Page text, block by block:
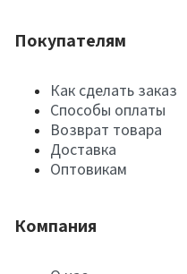
Покупателям
Как сделать заказ
Способы оплаты
Возврат товара
Доставка
Оптовикам
Компания